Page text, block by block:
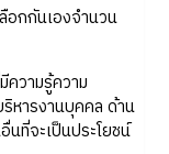
อกกันเองจำนวน
วามรู้ความ
หารงานบุคคล ด้าน
ที่จะเป็นประโยชน์